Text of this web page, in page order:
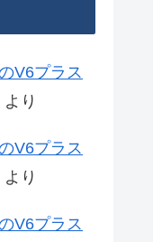
V6プラス
より
V6プラス
より
V6プラス